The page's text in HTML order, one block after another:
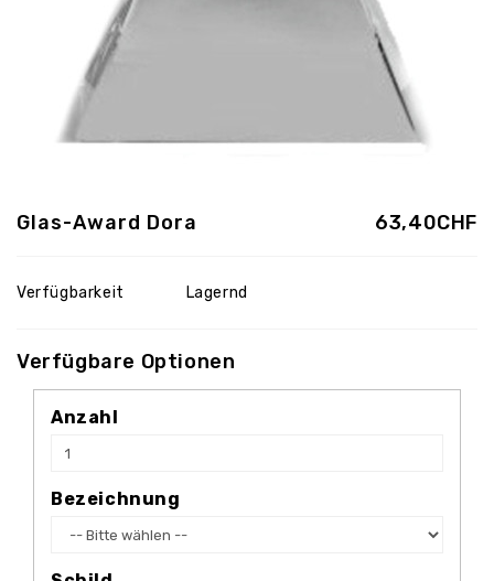
63,40CHF
Glas-Award Dora
Verfügbarkeit Lagernd
Verfügbare Optionen
Anzahl
Bezeichnung